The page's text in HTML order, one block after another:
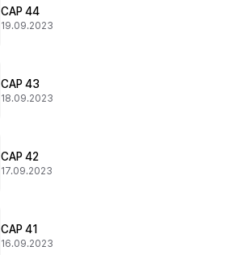
CAP 44
19.09.2023
CAP 43
18.09.2023
CAP 42
17.09.2023
CAP 41
16.09.2023